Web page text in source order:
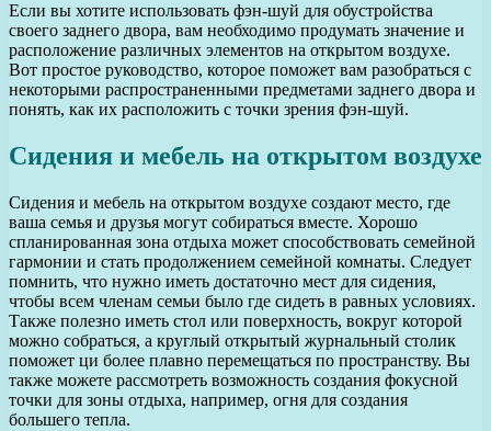
Если вы хотите использовать фэн-шуй для обустройства
своего заднего двора, вам необходимо продумать значение и
расположение различных элементов на открытом воздухе.
Вот простое руководство, которое поможет вам разобраться с
некоторыми распространенными предметами заднего двора и
понять, как их расположить с точки зрения фэн-шуй.
Сидения и мебель на открытом воздухе
Сидения и мебель на открытом воздухе создают место, где
ваша семья и друзья могут собираться вместе. Хорошо
спланированная зона отдыха может способствовать семейной
гармонии и стать продолжением семейной комнаты. Следует
помнить, что нужно иметь достаточно мест для сидения,
чтобы всем членам семьи было где сидеть в равных условиях.
Также полезно иметь стол или поверхность, вокруг которой
можно собраться, а круглый открытый журнальный столик
поможет ци более плавно перемещаться по пространству. Вы
также можете рассмотреть возможность создания фокусной
точки для зоны отдыха, например, огня для создания
большего тепла.